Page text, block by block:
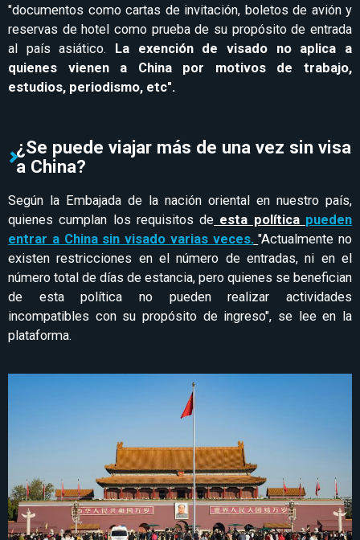
"documentos como cartas de invitación, boletos de avión y
reservas de hotel como prueba de su propósito de entrada
al país asiático. La exención de visado no aplica a
quienes vienen a China por motivos de trabajo,
estudios, periodismo, etc".
¿Se puede viajar más de una vez sin visa
a China?
Según la Embajada de la nación oriental en nuestro país,
quienes cumplan los requisitos de esta política pueden
entrar a China sin visado varias veces. "Actualmente no
existen restricciones en el número de entradas, ni en el
número total de días de estancia, pero quienes se benefician
de esta política no pueden realizar actividades
incompatibles con su propósito de ingreso", se lee en la
plataforma.